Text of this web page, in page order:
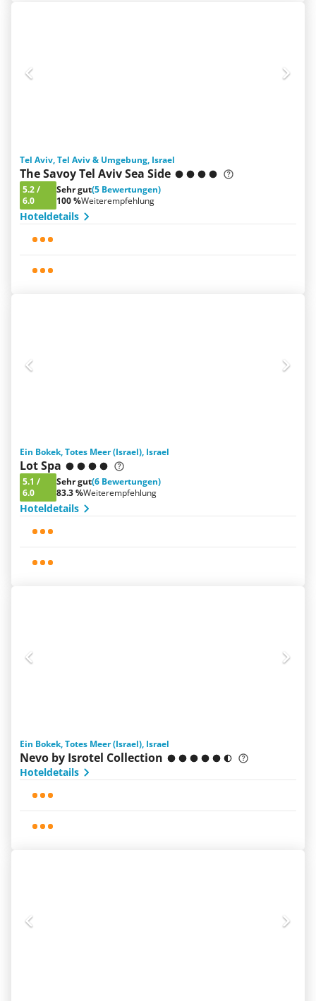
Tel Aviv, Tel Aviv & Umgebung, Israel
The Savoy Tel Aviv Sea Side
5.2/
6.0
Sehr gut(5 Bewertungen)
100 %Weiterempfehlung
Hoteldetails
Ein Bokek, Totes Meer (Israel), Israel
Lot Spa
5.1 /
6.0
Sehr gut(6 Bewertungen)
83.3 %Weiterempfehlung
Hoteldetails
Ein Bokek, Totes Meer (Israel), Israel
Nevo by Isrotel Collection
Hoteldetails